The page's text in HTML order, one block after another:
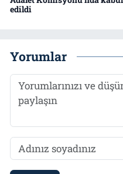
edildi
Yorumlar